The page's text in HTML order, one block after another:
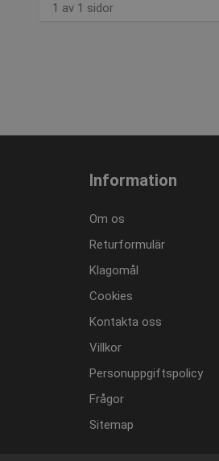
1 av 1 sidor
Information
Om os
Returformulär
Klagomål
Cookies
Kontakta oss
Villkor
Personuppgiftspolicy
Frågor
Sitemap